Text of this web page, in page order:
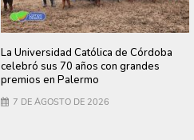
La Universidad Católica de Córdoba
celebró sus 70 años con grandes
premios en Palermo
7 DE AGOSTO DE 2026